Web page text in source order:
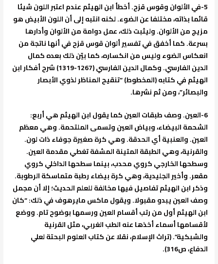
5- في الألوان وقوس قزح. أخطأ ابن الهيثم عندم اعتبر اللون شيئا
قائما بذاته، مختلفا عن الضوء. لكنه انتبه إلى أن اللون الأبيض هو
مزيج من الألوان. وليثبت ذلك، عمل دوامة من الألوان وأدارها
بسرعة. كما أخفق في تفسير ألوان قوس قزح في أنها ناتجة من
انعكاس الضوء وليس من انكساره، كما بيّن ذلك بعده كمال
الدين الفارسي. وكمال الدين الفارسي (1267-1319) شرح أفكار ابن
الهيثم في كتابه (المخطوط) “تنقيح المناظر لذوي الأبصار
والبصائر”، ومن ثم نشرها.
6- العين.وصف طبقات العين كما يقول ابن الهيثم هي أربع:
الشحمة البيضاء، وبياض العين وتسمى الملتحمة. وهي معظم
العين. والعنبية أي الحدقة. وهي كرة صغيرة جوفاء ذات لون.
والقرنية، وهي الطبقة المتينة المشفة تغطي مقدمة العين.
وسطحها الخارجي كروي محدب، بينما سطحها الداخلي كروي
مقعر. وأخير الجليدية، وهي كرة بيضاء رطبة متماسكة الرطوبة.
وذكر ابن الهيثم تفاصيل فيها مخالفة للعلم الحديث؛ إلا أن مجمل
وصف العين يبدو مقبولا. ويقول ماكس مايرهوف في ذلك: “كان
ابن الهيثم أول من رتب أقسام العين ورسمها بوضوح تام. ووضع
لأقسامها أسماء أخذها عنه الطب الغربي، مثل القرنية
والشبكية”. (تراث الإسلام، نقلا عن كتاب العلوم البحتة لعلي
الدفاع، ص316).